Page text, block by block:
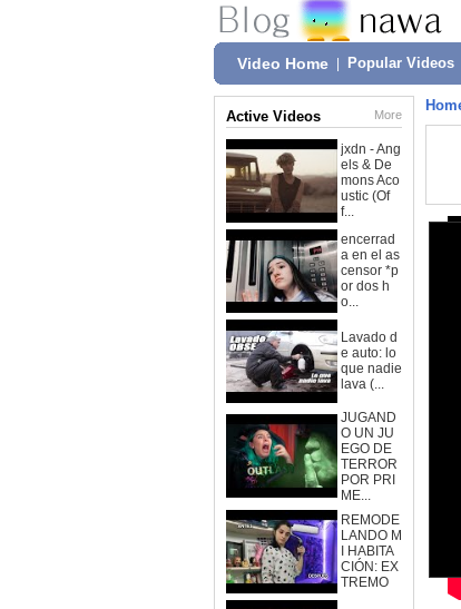
Video Home Popular Videos
Active Videos More
jxdn - Ang
els & De
mons Aco
ustic (Of
f...
encerrad
a en el as
censor *p
or dos h
o...
Lavado d
e auto: lo
que nadie
lava (...
JUGAND
O UN JU
EGO DE
TERROR
POR PRI
ME...
REMODE
LANDO M
I HABITA
CIÓN: EX
TREMO